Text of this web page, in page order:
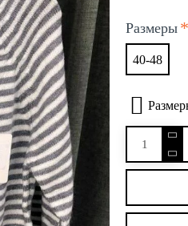
Размеры
40-48